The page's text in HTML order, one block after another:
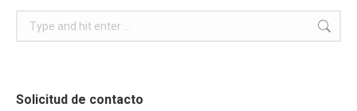
Search:
Solicitud de contacto